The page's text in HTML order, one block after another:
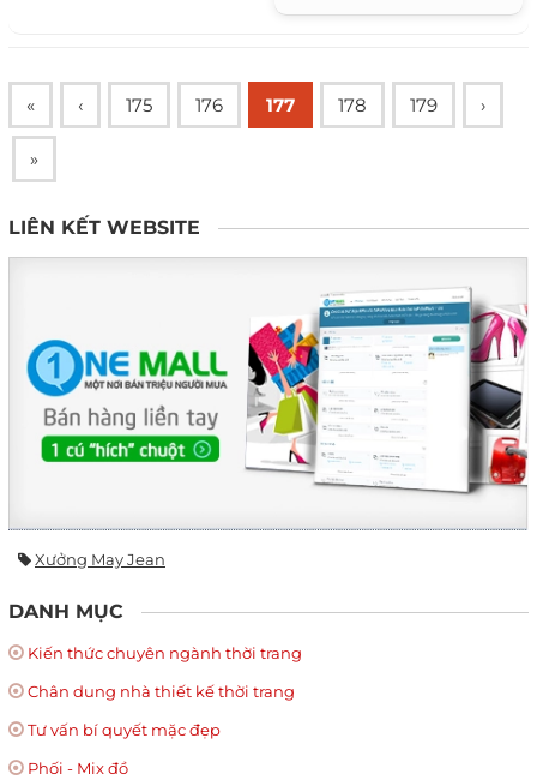
« ‹ 175 176 177 178 179 ›
»
LIÊN KẾT WEBSITE
Xưởng May Jean
DANH MỤC
Kiến thức chuyên ngành thời trang
Chân dung nhà thiết kế thời trang
Tư vấn bí quyết mặc đẹp
Phối - Mix đồ